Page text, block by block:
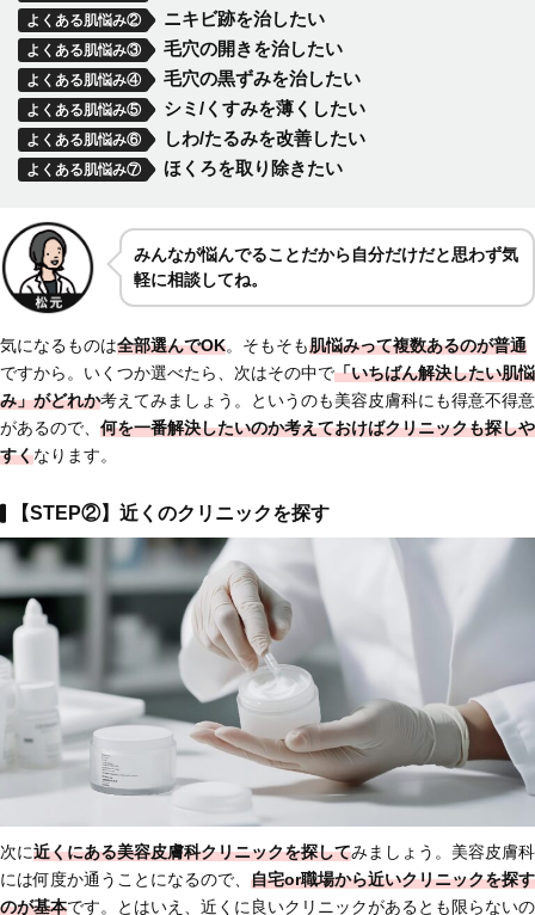
よくある肌悩み② ニキビ跡を治したい
よくある肌悩み③ 毛穴の開きを治したい
よくある肌悩み④ 毛穴の黒ずみを治したい
よくある肌悩み⑤ シミ/くすみを薄くしたい
よくある肌悩み⑥ しわ/たるみを改善したい
よくある肌悩み⑦ ほくろを取り除きたい
みんなが悩んでることだから自分だけだと思わず気
軽に相談してね。
気になるものは全部選んでOK。そもそも肌悩みって複数あるのが普通
ですから。いくつか選べたら、次はその中で「いちばん解決したい肌悩
み」がどれか考えてみましょう。というのも美容皮膚科にも得意不得意
があるので、 何を一番解決したいのか考えておけばクリニックも探しや
すくなります。
【STEP②】近くのクリニックを探す
次に近くにある美容皮膚科クリニックを探してみましょう。美容皮膚科
には何度か通うことになるので、 自宅or職場から近いクリニックを探す
のが基本です。とはいえ、近くに良いクリニックがあるとも限らないの